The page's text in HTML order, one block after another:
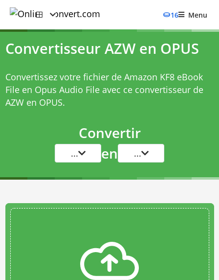
16 Menu
Convertisseur AZW en OPUS
Convertissez votre fichier de Amazon KF8 eBook
File en Opus Audio File avec ce convertisseur de
AZW en OPUS.
Convertir
... en ...